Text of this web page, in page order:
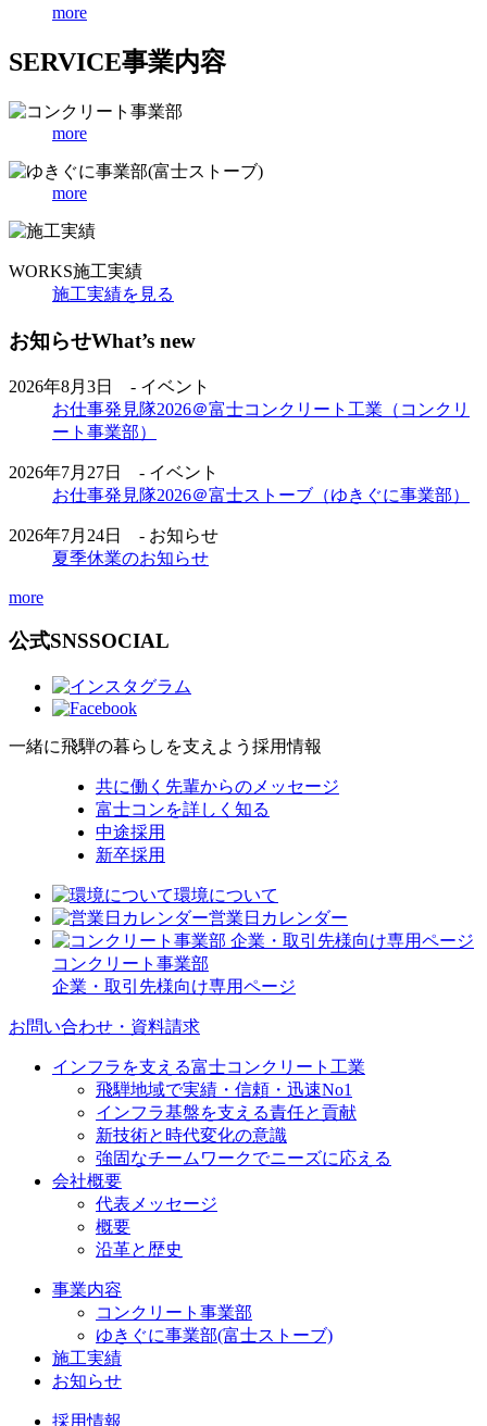
more
SERVICE事業内容
more
more
WORKS施工実績
施工実績を見る
お知らせWhat’s new
2026年8月3日 - イベント
お仕事発見隊2026＠富士コンクリート工業（コンクリ
ート事業部）
2026年7月27日 - イベント
お仕事発見隊2026＠富士ストーブ（ゆきぐに事業部）
2026年7月24日 - お知らせ
夏季休業のお知らせ
more
公式SNSSOCIAL
一緒に飛騨の暮らしを支えよう 採用情報
共に働く先輩からのメッセージ
富士コンを詳しく知る
中途採用
新卒採用
環境について
営業日カレンダー
コンクリート事業部
企業・取引先様向け専用ページ
お問い合わせ・資料請求
インフラを支える富士コンクリート工業
飛騨地域で実績・信頼・迅速No1
インフラ基盤を支える責任と貢献
新技術と時代変化の意識
強固なチームワークでニーズに応える
会社概要
代表メッセージ
概要
沿革と歴史
事業内容
コンクリート事業部
ゆきぐに事業部(富士ストーブ)
施工実績
お知らせ
採用情報